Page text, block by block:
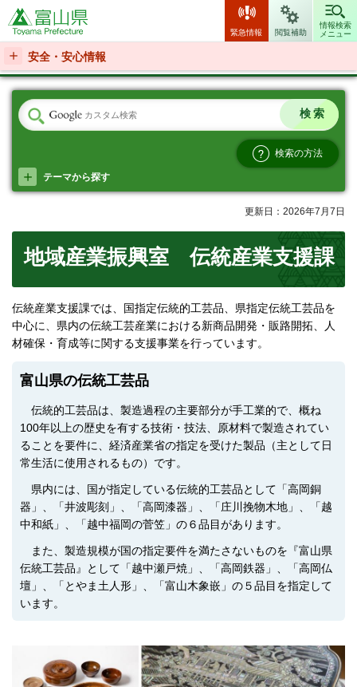
富山県
緊急情報 閲覧補助
情報検索
メニュー
安全・安心情報
検索の方法
テーマから探す
更新日：2026年7月7日
地域産業振興室 伝統産業支援課
伝統産業支援課では、国指定伝統的工芸品、県指定伝統工芸品を
中心に、県内の伝統工芸産業における新商品開発・販路開拓、人
材確保・育成等に関する支援事業を行っています。
富山県の伝統工芸品
伝統的工芸品は、製造過程の主要部分が手工業的で、概ね
100年以上の歴史を有する技術・技法、原材料で製造されてい
ることを要件に、経済産業省の指定を受けた製品（主として日
常生活に使用されるもの）です。
県内には、国が指定している伝統的工芸品として「高岡銅
器」、「井波彫刻」、「高岡漆器」、「庄川挽物木地」、「越
中和紙」、「越中福岡の菅笠」の６品目があります。
また、製造規模が国の指定要件を満たさないものを『富山県
伝統工芸品』として「越中瀬戸焼」、「高岡鉄器」、「高岡仏
壇」、「とやま土人形」、「富山木象嵌」の５品目を指定して
います。